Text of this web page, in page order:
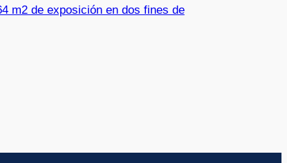
m2 de exposición en dos fines de